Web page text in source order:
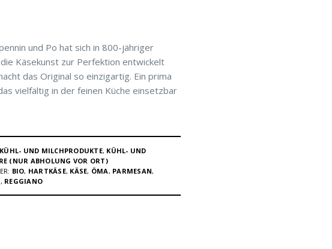
und Po hat sich in 800-jähriger
Käsekunst zur Perfektion entwickelt
das Original so einzigartig. Ein prima
vielfältig in der feinen Küche einsetzbar
KÜHL- UND MILCHPRODUKTE, KÜHL- UND
(NUR ABHOLUNG VOR ORT)
BIO, HARTKÄSE, KÄSE, ÖMA, PARMESAN,
, REGGIANO